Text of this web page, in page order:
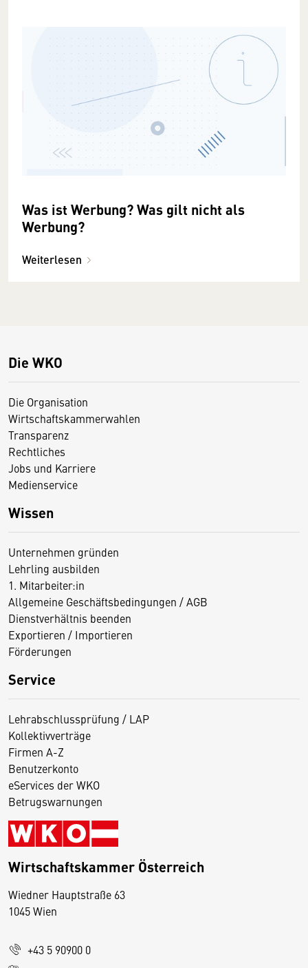
Was ist Werbung? Was gilt nicht als
Werbung?
Weiterlesen
Die WKO
Die Organisation
Wirtschaftskammerwahlen
Transparenz
Rechtliches
Jobs und Karriere
Medienservice
Wissen
Unternehmen gründen
Lehrling ausbilden
1. Mitarbeiter:in
Allgemeine Geschäftsbedingungen / AGB
Dienstverhältnis beenden
Exportieren / Importieren
Förderungen
Service
Lehrabschlussprüfung / LAP
Kollektivverträge
Firmen A-Z
Benutzerkonto
eServices der WKO
Betrugswarnungen
Wirtschaftskammer Österreich
Wiedner Hauptstraße 63
1045 Wien
+43 5 90900 0
D
s